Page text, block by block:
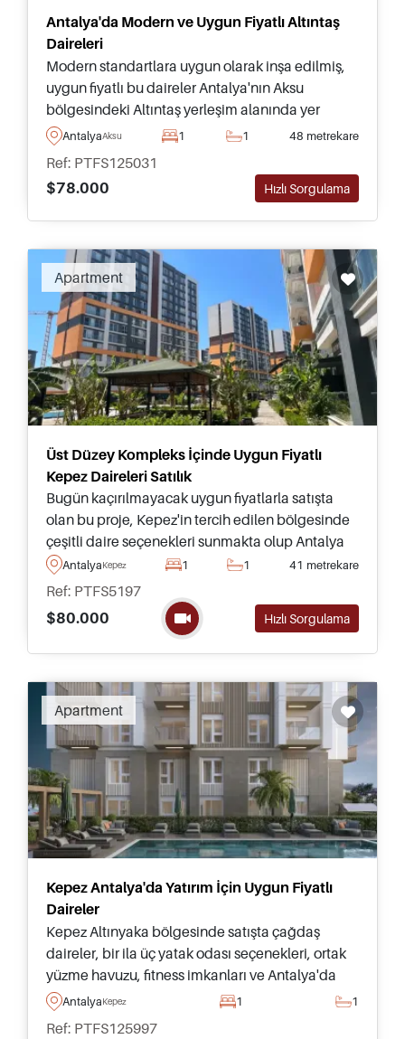
Antalya'da Modern ve Uygun Fiyatlı Altıntaş
Daireleri
Modern standartlara uygun olarak inşa edilmiş,
uygun fiyatlı bu daireler Antalya'nın Aksu
bölgesindeki Altıntaş yerleşim alanında yer
almakta olup sosyal tesislere sahip yüksek kaliteli
AntalyaAksu 1 1 48 metrekare
Ref: PTFS125031
$78.000
Hızlı Sorgulama
Apartment
Üst Düzey Kompleks İçinde Uygun Fiyatlı
Kepez Daireleri Satılık
Bugün kaçırılmayacak uygun fiyatlarla satışta
olan bu proje, Kepez'in tercih edilen bölgesinde
çeşitli daire seçenekleri sunmakta olup Antalya
Uluslararası Havalimanı'na sadece 15 dakika
sürüş mesafesindedir, evinizden kolay ulaşım
sağlamaktadır.
AntalyaKepez 1 1 41 metrekare
Ref: PTFS5197
$80.000
Hızlı Sorgulama
Apartment
Kepez Antalya'da Yatırım İçin Uygun Fiyatlı
Daireler
Kepez Altınyaka bölgesinde satışta çağdaş
daireler, bir ila üç yatak odası seçenekleri, ortak
yüzme havuzu, fitness imkanları ve Antalya'da
başarılı bir kiralık yatırım potansiyeli
AntalyaKepez 1 1
Ref: PTFS125997